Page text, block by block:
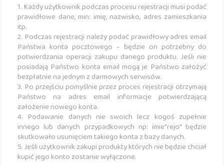
1. Każdy użytkownik podczas procesu rejestracji musi podać
prawidłowe dane, min: imię, nazwisko, adres zamieszkania
itp.
2. Podczas rejestracji należy podać prawidłowy adres email
Państwa konta pocztowego - będzie on potrzebny do
potwierdzania operacji zakupu danego produktu. Jeśli nie
posiadają Państwo konta email mogą je Państwo założyć
bezpłatnie na jednym z darmowych serwisów.
3. Po przejściu pomyślnie przez proces rejestracji otrzymają
Państwo na adres email informacje potwierdzającą
założenie nowego konta.
4. Podawanie danych nie swoich lecz kogoś zupełnie
innego lub danych przypadkowych np: imie"rejo" będzie
skutkowało usunięciem takiego konta z bazy danych.
5. Jeśli użytkownik zakupi produkty których nie będzie chciał
kupić jego konto zostanie wyłączone.